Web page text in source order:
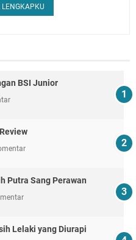
LENGKAPKU
BSI Junior
Putra Sang Perawan
Lelaki yang Diurapi